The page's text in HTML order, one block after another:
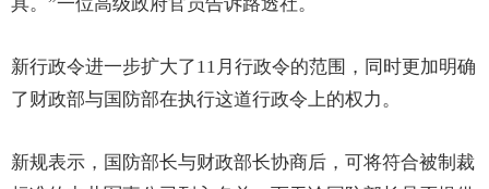
新行政令进一步扩大了11月行政令的范围，同时更加明确
了财政部与国防部在执行这道行政令上的权力。
新规表示，国防部长与财政部长协商后，可将符合被制裁